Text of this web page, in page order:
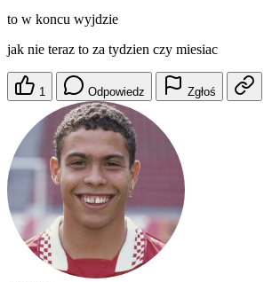
to w koncu wyjdzie
jak nie teraz to za tydzien czy miesiac
1 Odpowiedz Zgłoś